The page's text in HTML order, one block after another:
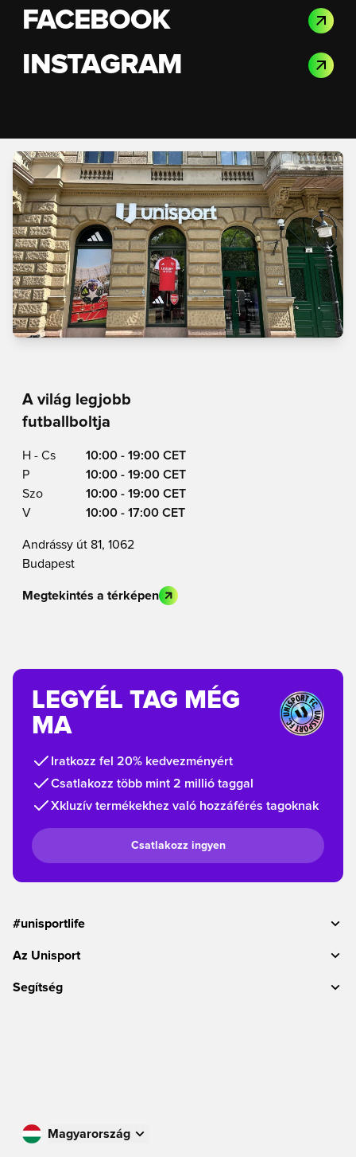
FACEBOOK
INSTAGRAM
A világ legjobb
futballboltja
H - Cs
10:00 - 19:00 CET
P
10:00 - 19:00 CET
Szo
10:00 - 19:00 CET
V
10:00 - 17:00 CET
Andrássy út 81, 1062
Budapest
Megtekintés a térképen
LEGYÉL TAG MÉG
MA
Iratkozz fel 20% kedvezményért
Csatlakozz több mint 2 millió taggal
Xkluzív termékekhez való hozzáférés tagoknak
Csatlakozz ingyen
#unisportlife
Az Unisport
Segítség
Magyarország